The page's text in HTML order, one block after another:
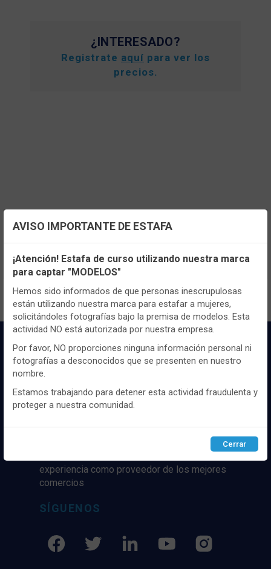
¿INTERESADO?
Registrate aquí para ver los
precios.
TENEMOS MUCHOS MÁS !
Registrateaquípara poder ver todo el
contenido y los precios.
marcaas de ropa y complementos del
experiencia como proveedor de los mejores
comercios
SÍGUENOS
Configuración de cookies
Utilizamos cookies propias y de terceros, de sesión o
persistentes, para hacer funcionar de manera segura nuestra
página web y personalizar su contenido.
Igualmente, utilizamos cookies para medir y obtener datos de
la navegación que realizas y para ajustar el contenido a tus
gustos y preferencias.
Puedesconfigurary aceptar el uso de cookies a tu gusto.
Para obtener más información visita nuestra
cookies.
Configurar Rechazar ACEPTAR
AVISO IMPORTANTE DE ESTAFA
¡Atención! Estafa de curso utilizando nuestra marca
para captar "MODELOS"
Hemos sido informados de que personas inescrupulosas
están utilizando nuestra marca para estafar a mujeres,
solicitándoles fotografías bajo la premisa de modelos. Esta
actividad NO está autorizada por nuestra empresa.
Por favor, NO proporciones ninguna información personal ni
fotografías a desconocidos que se presenten en nuestro
nombre.
Estamos trabajando para detener esta actividad fraudulenta y
proteger a nuestra comunidad.
Cerrar